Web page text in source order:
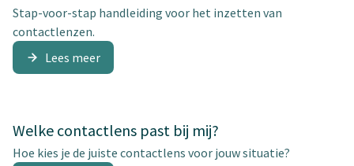
Stap-voor-stap handleiding voor het inzetten van
contactlenzen.
Lees meer
Welke contactlens past bij mij?
Hoe kies je de juiste contactlens voor jouw situatie?